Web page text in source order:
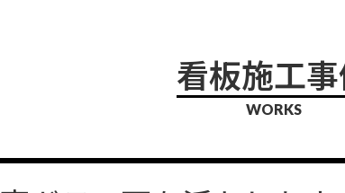
看板施工
WORKS